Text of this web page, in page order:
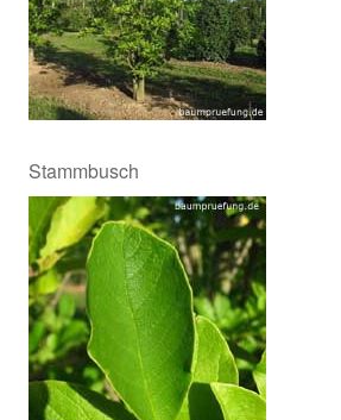
Stammbusch